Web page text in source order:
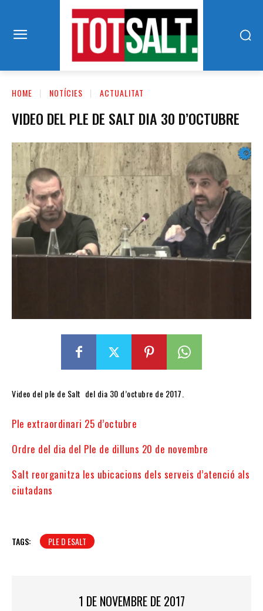
HOME NOTÍCIES ACTUALITAT
VIDEO DEL PLE DE SALT DIA 30 D’OCTUBRE
Video del ple de Salt del dia 30 d’octubre de 2017.
Ple extraordinari 25 d’octubre
Ordre del dia del Ple de dilluns 20 de novembre
Salt reorganitza les ubicacions dels serveis d’atenció als
ciutadans
TAGS: PLE D ESALT
1 DE NOVEMBRE DE 2017